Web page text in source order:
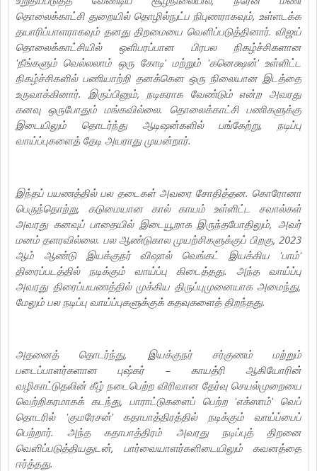
தொலைக்காட்சி துறையில் தொழில்நுட்ப நிபுணராகவும், உள்ளடக்க
தயாரிப்பாளராகவும் தனது திறமையை வெளிப்படுத்தினார். விஜய்
தொலைக்காட்சியில் ஒளிபரப்பான பிரபல நிகழ்ச்சிகளான
'நீங்களும் வெல்லலாம் ஒரு கோடி' மற்றும் 'கனெக்ஷன்' உள்ளிட்ட
நிகழ்ச்சிகளில் பணியாற்றி தனக்கென ஒரு நிலையான இடத்தை
உருவாக்கினார். இருப்பினும், நடிகராக வேண்டும் என்ற அவரது
கனவு ஒருபோதும் மங்கவில்லை. தொலைக்காட்சி பணிகளுக்கு
இடையிலும் தொடர்ந்து ஆடிஷன்களில் பங்கேற்று, நடிப்பு
வாய்ப்புகளைத் தேடி அயராது முயன்றார்.
இந்தப் பயணத்தில் பல தடைகள் அவரை சோதித்தன. கொரோனா
பெருந்தொற்று, கடுமையான கால் காயம் உள்ளிட்ட சவால்கள்
அவரது கனவுப் பாதையில் இடையூறாக இருந்தபோதிலும், அவர்
மனம் தளரவில்லை. பல ஆண்டுகால முயற்சிகளுக்குப் பிறகு, 2023
ஆம் ஆண்டு இயக்குநர் விஷால் வெங்கட் இயக்கிய 'பாம்'
திரைப்படத்தில் நடிக்கும் வாய்ப்பு கிடைத்தது. அந்த வாய்ப்பு
அவரது திரைப்பயணத்தில் முக்கிய திருப்புமுனையாக அமைந்து,
மேலும் பல நடிப்பு வாய்ப்புகளுக்குக் கதவுகளைத் திறந்தது.
அதனைத் தொடர்ந்து, இயக்குநர் சர்குணம் மற்றும்
படைப்பாளர்களான புஷ்கர் – காயத்ரி ஆகியோரின்
வழிகாட்டுதலின் கீழ் நடைபெற்ற விரிவான தேர்வு செயல்முறையை
வெற்றிகரமாகக் கடந்து, பாராட்டுகளைப் பெற்ற 'எக்ஸாம்' வெப்
தொடரில் 'குமரேசன்' கதாபாத்திரத்தில் நடிக்கும் வாய்ப்பைப்
பெற்றார். அந்த கதாபாத்திரம் அவரது நடிப்புத் திறனை
வெளிப்படுத்தியதுடன், பார்வையாளர்களிடையிலும் கவனத்தை
ஈர்த்தது.